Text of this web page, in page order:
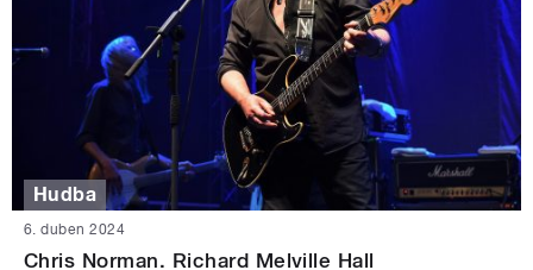
Hudba
6. duben 2024
Chris Norman. Richard Melville Hall